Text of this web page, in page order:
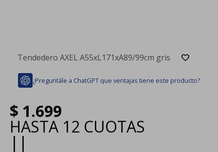
Tendedero AXEL A55xL171xA89/99cm gris
¿Preguntále a ChatGPT que ventajas tiene este producto?
$ 1.699
HASTA 12 CUOTAS
| |